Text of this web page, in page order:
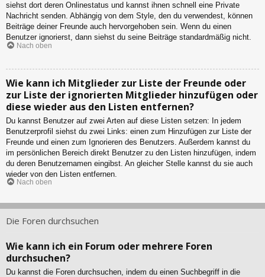
siehst dort deren Onlinestatus und kannst ihnen schnell eine Private
Nachricht senden. Abhängig von dem Style, den du verwendest, können
Beiträge deiner Freunde auch hervorgehoben sein. Wenn du einen
Benutzer ignorierst, dann siehst du seine Beiträge standardmäßig nicht.
Nach oben
Wie kann ich Mitglieder zur Liste der Freunde oder
zur Liste der ignorierten Mitglieder hinzufügen oder
diese wieder aus den Listen entfernen?
Du kannst Benutzer auf zwei Arten auf diese Listen setzen: In jedem
Benutzerprofil siehst du zwei Links: einen zum Hinzufügen zur Liste der
Freunde und einen zum Ignorieren des Benutzers. Außerdem kannst du
im persönlichen Bereich direkt Benutzer zu den Listen hinzufügen, indem
du deren Benutzernamen eingibst. An gleicher Stelle kannst du sie auch
wieder von den Listen entfernen.
Nach oben
Die Foren durchsuchen
Wie kann ich ein Forum oder mehrere Foren
durchsuchen?
Du kannst die Foren durchsuchen, indem du einen Suchbegriff in die